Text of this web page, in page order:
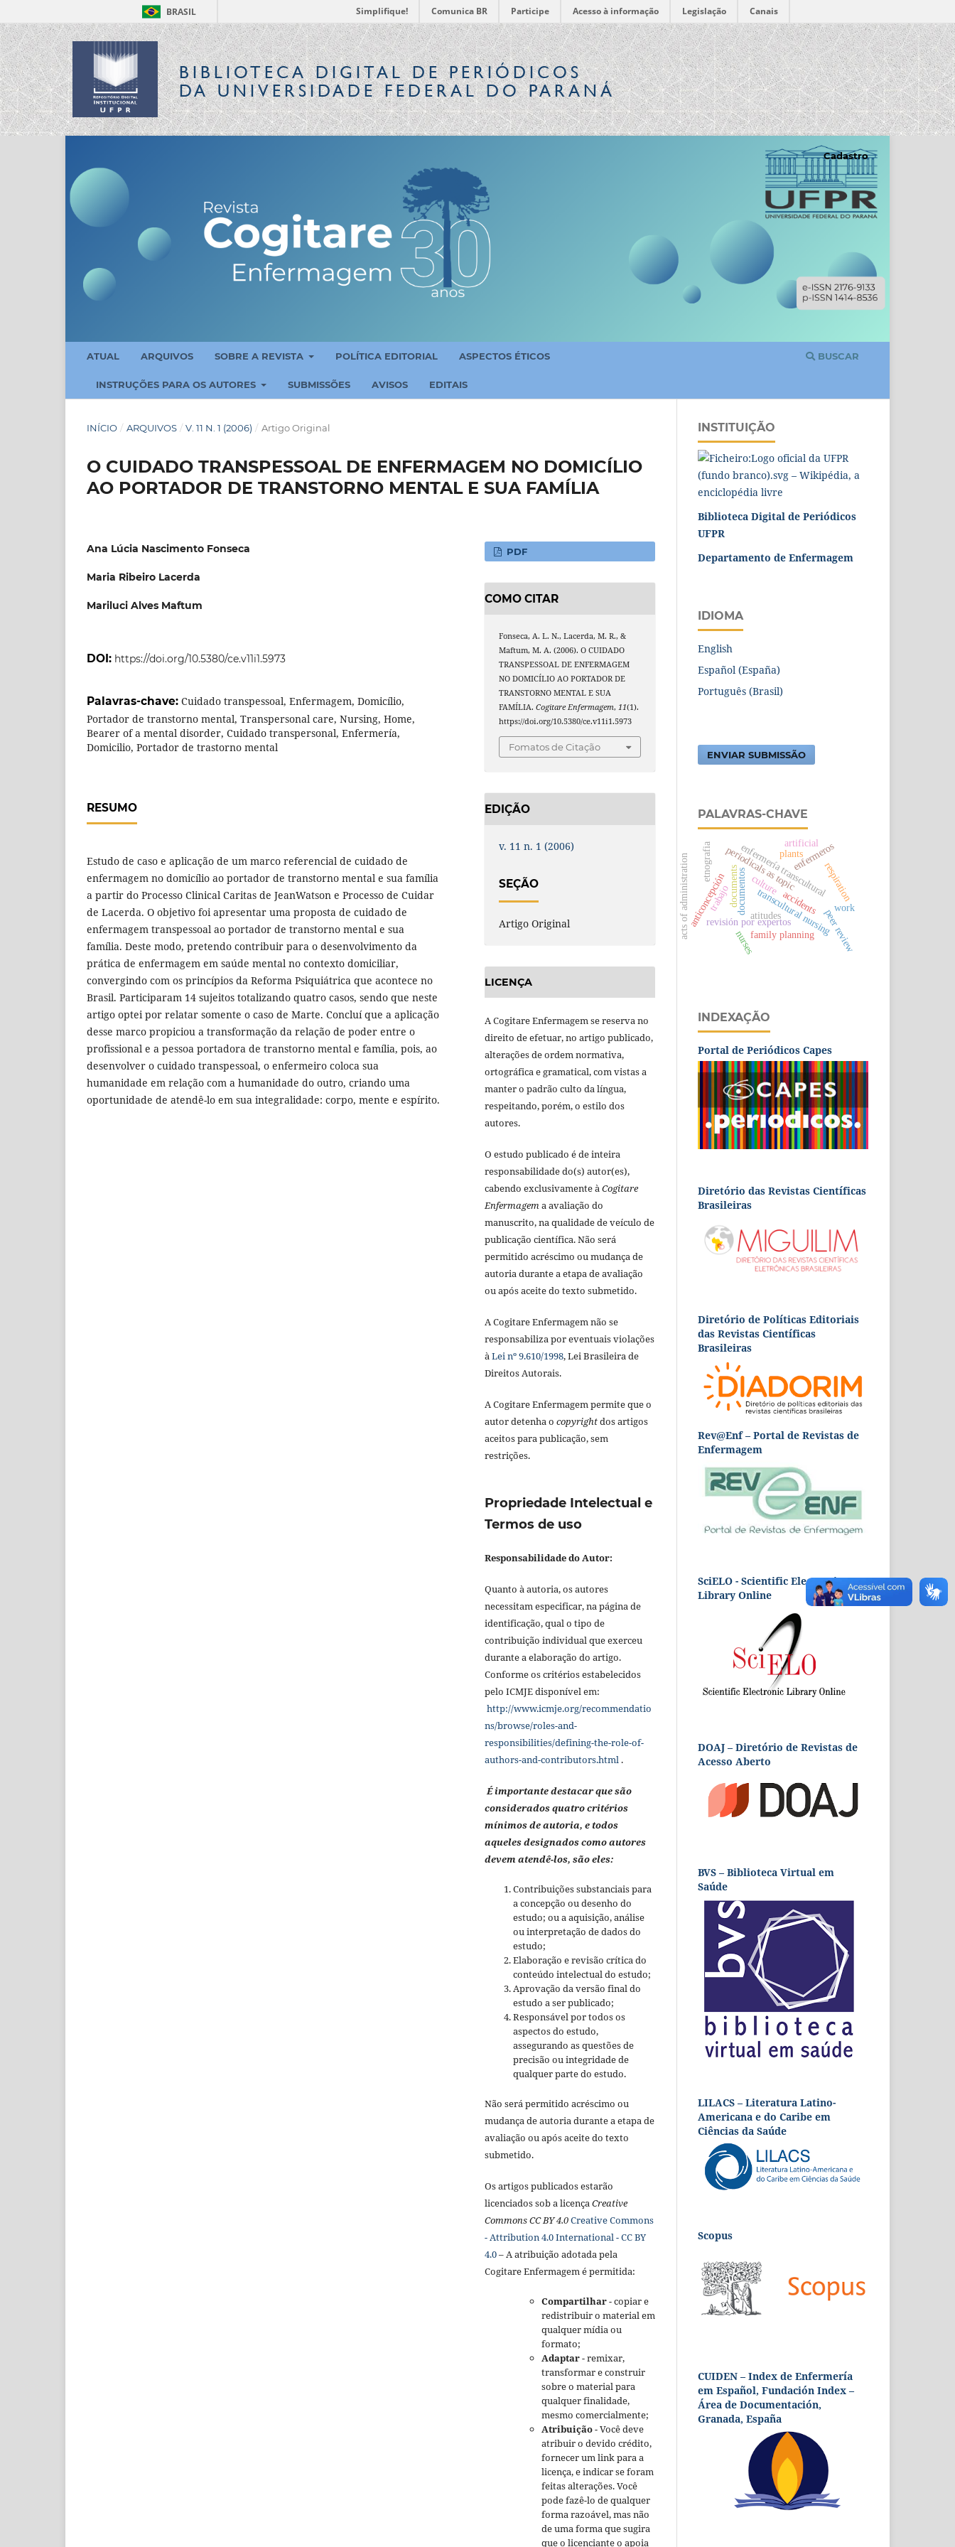
BRASIL Simplifique! Comunica BR Participe Acesso à informação Legislação Canais
BIBLIOTECA DIGITALDE PERIÓDICOS
DA UNIVERSIDADE FEDERAL DO PARANÁ
ATUAL ARQUIVOS SOBRE A REVISTA POLÍTICA EDITORIAL ASPECTOS ÉTICOS
INSTRUÇÕES PARA OS AUTORES SUBMISSÕES AVISOS EDITAIS
BUSCAR
Cadastro
INÍCIO / ARQUIVOS / V. 11 N. 1 (2006) / Artigo Original
O CUIDADO TRANSPESSOAL DE ENFERMAGEM NO DOMICÍLIO
AO PORTADOR DE TRANSTORNO MENTAL E SUA FAMÍLIA
Ana Lúcia Nascimento Fonseca
Maria Ribeiro Lacerda
Mariluci Alves Maftum
DOI: https://doi.org/10.5380/ce.v11i1.5973
Palavras-chave: Cuidado transpessoal, Enfermagem, Domicílio,
Portador de transtorno mental, Transpersonal care, Nursing, Home,
Bearer of a mental disorder, Cuidado transpersonal, Enfermería,
Domicilio, Portador de trastorno mental
RESUMO
Estudo de caso e aplicação de um marco referencial de cuidado de
enfermagem no domicílio ao portador de transtorno mental e sua família
a partir do Processo Clinical Caritas de JeanWatson e Processo de Cuidar
de Lacerda. O objetivo foi apresentar uma proposta de cuidado de
enfermagem transpessoal ao portador de transtorno mental e sua
família. Deste modo, pretendo contribuir para o desenvolvimento da
prática de enfermagem em saúde mental no contexto domiciliar,
convergindo com os princípios da Reforma Psiquiátrica que acontece no
Brasil. Participaram 14 sujeitos totalizando quatro casos, sendo que neste
artigo optei por relatar somente o caso de Marte. Concluí que a aplicação
desse marco propiciou a transformação da relação de poder entre o
profissional e a pessoa portadora de transtorno mental e família, pois, ao
desenvolver o cuidado transpessoal, o enfermeiro coloca sua
humanidade em relação com a humanidade do outro, criando uma
oportunidade de atendê-lo em sua integralidade: corpo, mente e espírito.
PDF
COMO CITAR
Fonseca, A. L. N., Lacerda, M. R., &
Maftum, M. A. (2006). O CUIDADO
TRANSPESSOAL DE ENFERMAGEM
NO DOMICÍLIO AO PORTADOR DE
TRANSTORNO MENTAL E SUA
FAMÍLIA.Cogitare Enfermagem,11(1).
https://doi.org/10.5380/ce.v11i1.5973
Fomatos de Citação
EDIÇÃO
v. 11 n. 1 (2006)
SEÇÃO
Artigo Original
LICENÇA
A Cogitare Enfermagem se reserva no
direito de efetuar, no artigo publicado,
alterações de ordem normativa,
ortográfica e gramatical, com vistas a
manter o padrão culto da língua,
respeitando, porém, o estilo dos
autores.
O estudo publicado é de inteira
responsabilidade do(s) autor(es),
cabendo exclusivamente àCogitare
Enfermagema avaliação do
manuscrito, na qualidade de veículo de
publicação científica. Não será
permitido acréscimo ou mudança de
autoria durante a etapa de avaliação
ou após aceite do texto submetido.
A Cogitare Enfermagem não se
responsabiliza por eventuais violações
àLei nº 9.610/1998, Lei Brasileira de
Direitos Autorais.
A Cogitare Enfermagem permite que o
autor detenha o copyrightdos artigos
aceitos para publicação, sem
restrições.
Propriedade Intelectual e
Termos de uso
Responsabilidade do Autor:
Quanto à autoria, os autores
necessitam especificar, na página de
identificação, qual o tipo de
contribuição individual que exerceu
durante a elaboração do artigo.
Conforme os critérios estabelecidos
pelo ICMJE disponível em:
http://www.icmje.org/recommendatio
ns/browse/roles-and-
responsibilities/defining-the-role-of-
authors-and-contributors.html .
É importante destacar que são
considerados quatro critérios
mínimos de autoria, e todos
aqueles designados como autores
devem atendê-los, são eles:
Contribuições substanciais para
a concepção ou desenho do
estudo; ou a aquisição, análise
ou interpretação de dados do
estudo;
Elaboração e revisão crítica do
conteúdo intelectual do estudo;
Aprovação da versão final do
estudo a ser publicado;
Responsável por todos os
aspectos do estudo,
assegurando as questões de
precisão ou integridade de
qualquer parte do estudo.
Não será permitido acréscimo ou
mudança de autoria durante a etapa de
avaliação ou após aceite do texto
submetido.
Os artigos publicados estarão
licenciados sob a licençaCreative
Commons CC BY 4.0Creative Commons
- Attribution 4.0 International - CC BY
4.0– A atribuição adotada pela
Cogitare Enfermagem é permitida:
Compartilhar- copiar e
redistribuir o material em
qualquer mídia ou
formato;
Adaptar- remixar,
transformar e construir
sobre o material para
qualquer finalidade,
mesmo comercialmente;
Atribuição- Você deve
atribuir o devido crédito,
fornecer um link para a
licença, e indicar se foram
feitas alterações. Você
pode fazê-lo de qualquer
forma razoável, mas não
de uma forma que sugira
que o licenciante o apoia
INSTITUIÇÃO
Biblioteca Digital de Periódicos
UFPR
Departamento de Enfermagem
IDIOMA
English
Español (España)
Português (Brasil)
ENVIAR SUBMISSÃO
PALAVRAS-CHAVE
documentos
periodicals as topic
revisión por expertostranscultural nursing
enfermería transcultural
family planning
anticoncepción
peer review
documents
acts of administration
nurses
enfermeros
accidentsrespiration
etnografia
atitudes
culture
plants
artificial
work
trabajo
INDEXAÇÃO
Portal de Periódicos Capes
Diretório das Revistas Científicas
Brasileiras
Diretório de Políticas Editoriais
das Revistas Científicas
Brasileiras
Rev@Enf – Portal de Revistas de
Enfermagem
SciELO - Scientific Electronic
Library Online
DOAJ – Diretório de Revistas de
Acesso Aberto
BVS – Biblioteca Virtual em
Saúde
LILACS – Literatura Latino-
Americana e do Caribe em
Ciências da Saúde
Scopus
CUIDEN – Index de Enfermería
em Español, Fundación Index –
Área de Documentación,
Granada, España